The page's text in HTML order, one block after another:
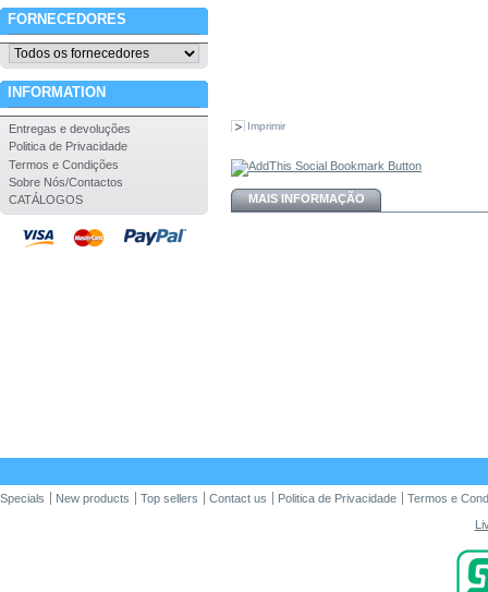
FORNECEDORES
INFORMATION
Entregas e devoluções
Politica de Privacidade
Termos e Condições
Sobre Nós/Contactos
CATÁLOGOS
Imprimir
MAIS INFORMAÇÃO
Specials New products Top sellers Contact us Politica de Privacidade
Termos e